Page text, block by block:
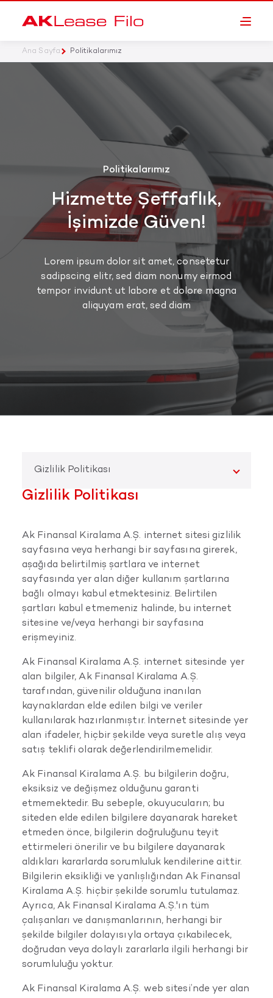
Ana Sayfa Politikalarımız
Politikalarımız
Hizmette Şeffaflık,
İşimizde Güven!
Lorem ipsum dolor sit amet, consetetur
sadipscing elitr, sed diam nonumy eirmod
tempor invidunt ut labore et dolore magna
aliquyam erat, sed diam
Gizlilik Politikası
Gizlilik Politikası
Ak Finansal Kiralama A.Ş. internet sitesi gizlilik
sayfasına veya herhangi bir sayfasına girerek,
aşağıda belirtilmiş şartlara ve internet
sayfasında yer alan diğer kullanım şartlarına
bağlı olmayı kabul etmektesiniz. Belirtilen
şartları kabul etmemeniz halinde, bu internet
sitesine ve/veya herhangi bir sayfasına
erişmeyiniz.
Ak Finansal Kiralama A.Ş. internet sitesinde yer
alan bilgiler, Ak Finansal Kiralama A.Ş.
tarafından, güvenilir olduğuna inanılan
kaynaklardan elde edilen bilgi ve veriler
kullanılarak hazırlanmıştır. İnternet sitesinde yer
alan ifadeler, hiçbir şekilde veya suretle alış veya
satış teklifi olarak değerlendirilmemelidir.
Ak Finansal Kiralama A.Ş. bu bilgilerin doğru,
eksiksiz ve değişmez olduğunu garanti
etmemektedir. Bu sebeple, okuyucuların; bu
siteden elde edilen bilgilere dayanarak hareket
etmeden önce, bilgilerin doğruluğunu teyit
ettirmeleri önerilir ve bu bilgilere dayanarak
aldıkları kararlarda sorumluluk kendilerine aittir.
Bilgilerin eksikliği ve yanlışlığından Ak Finansal
Kiralama A.Ş. hiçbir şekilde sorumlu tutulamaz.
Ayrıca, Ak Finansal Kiralama A.Ş.'ın tüm
çalışanları ve danışmanlarının, herhangi bir
şekilde bilgiler dolayısıyla ortaya çıkabilecek,
doğrudan veya dolaylı zararlarla ilgili herhangi bir
sorumluluğu yoktur.
Ak Finansal Kiralama A.Ş. web sitesi’nde yer alan